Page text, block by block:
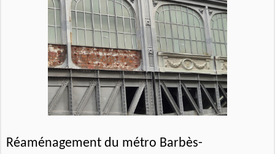
Réaménagement du métro Barbès-